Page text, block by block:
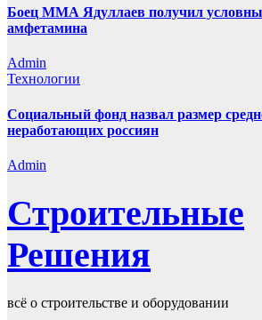
Боец ММА Ядуллаев получил
амфетамина
Admin
Технологии
Социальный фонд назвал размер
неработающих россиян
Admin
Строительные
Решения
всё о строительстве и оборудовании